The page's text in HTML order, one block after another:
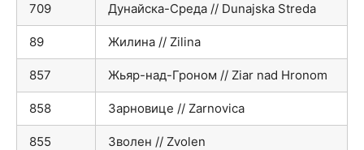
709 Дунайска-Среда // Dunajska Streda
89 Жилина // Zilina
857 Жьяр-над-Гроном // Ziar nad Hronom
858 Зарновице // Zarnovica
855 Зволен // Zvolen